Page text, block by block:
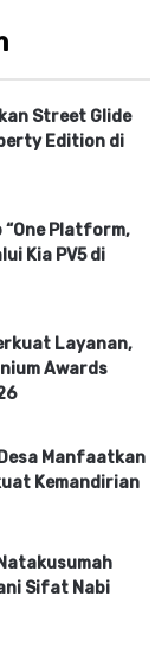
Street Glide
Edition di
“One Platform,
Kia PV5 di
Layanan,
Awards
Manfaatkan
Kemandirian
Sifat Nabi